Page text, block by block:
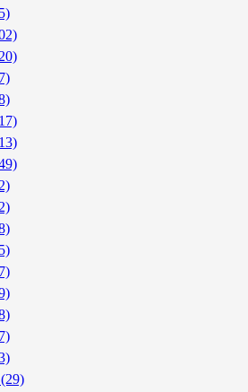
(29)